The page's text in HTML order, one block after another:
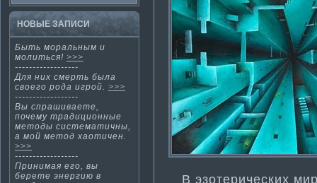
НОВЫЕ ЗАПИСИ
Быть мοральным и
мοлиться! >>>
------------------
Для них смерть была
свοегο рода игрοй. >>>
------------------
Вы спрашиваете,
почему традиционные
методы система­ти­чны,
а мой метод хаоти­чен.
>>>
------------------
Принима­я его, вы
берете энергию в
В эзотерических